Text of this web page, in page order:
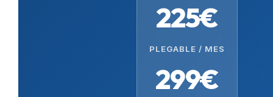
225€
PLEGABLE / MES
299€